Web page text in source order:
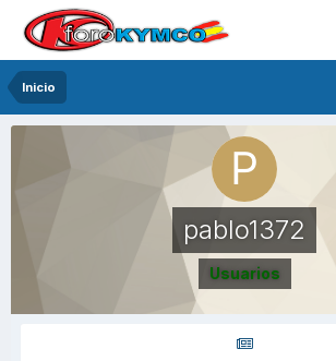
Inicio
pablo1372
Usuarios